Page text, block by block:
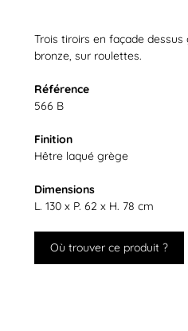
Trois tiroirs en façade
bronze, sur roulettes.
Référence
566 B
Finition
Hêtre laqué grège
Dimensions
L. 130 x P. 62 x H. 78 cm
Où trouver ce produit ?